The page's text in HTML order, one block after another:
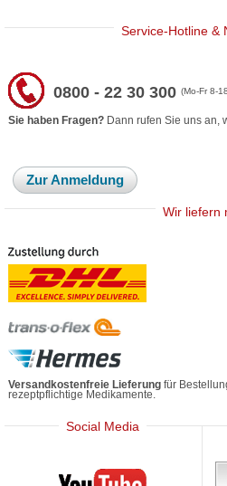
Service-Hotline &
0800 - 22 30 300(Mo-Fr 8-
Sie haben Fragen? Dann rufen Sie uns an,
Zur Anmeldung
Wir liefern
Versandkostenfreie Lieferung für
rezeptpflichtige Medikamente.
Social Media
Mediherz